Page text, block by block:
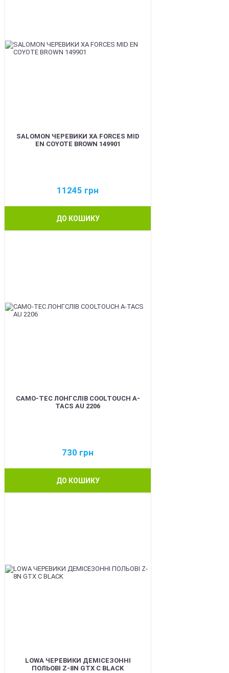
SALOMON ЧЕРЕВИКИ XA FORCES MID
EN COYOTE BROWN 149901
11245 грн
ДО КОШИКУ
CAMO-TEC ЛОНГСЛІВ COOLTOUCH A-
TACS AU 2206
730 грн
ДО КОШИКУ
LOWA ЧЕРЕВИКИ ДЕМІСЕЗОННІ
ПОЛЬОВІ Z-8N GTX C BLACK